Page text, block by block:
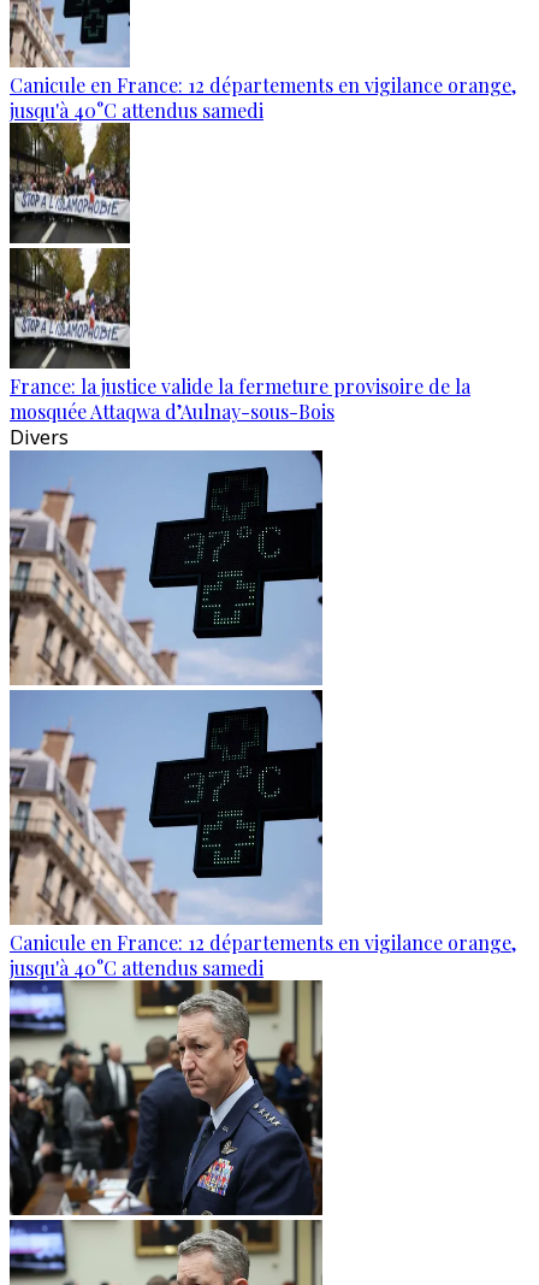
Canicule en France: 12 départements en vigilance orange,
jusqu'à 40°C attendus samedi
France: la justice valide la fermeture provisoire de la
mosquée Attaqwa d’Aulnay-sous-Bois
Divers
Canicule en France: 12 départements en vigilance orange,
jusqu'à 40°C attendus samedi